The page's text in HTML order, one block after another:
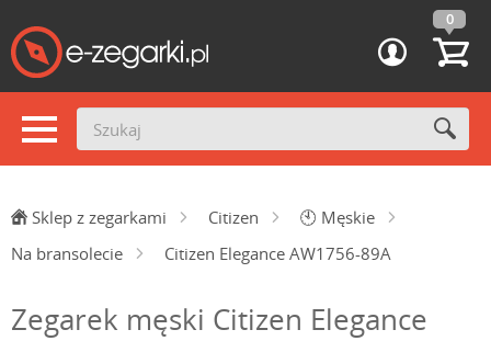
0
Sklep z zegarkami Citizen 🕙 Męskie
Na bransolecie
Citizen Elegance AW1756-89A
Zegarek męski Citizen Elegance